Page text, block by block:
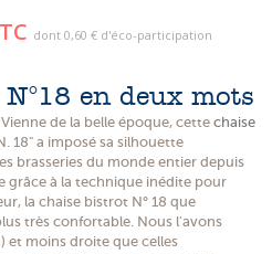
dont 0,60 € d'éco-participation
en deux mots
de la belle époque, cette chaise
18" a imposé sa silhouette
brasseries du monde entier depuis
grâce à la technique inédite pour
la chaise bistrot N° 18 que
très confortable. Nous l'avons
et moins droite que celles